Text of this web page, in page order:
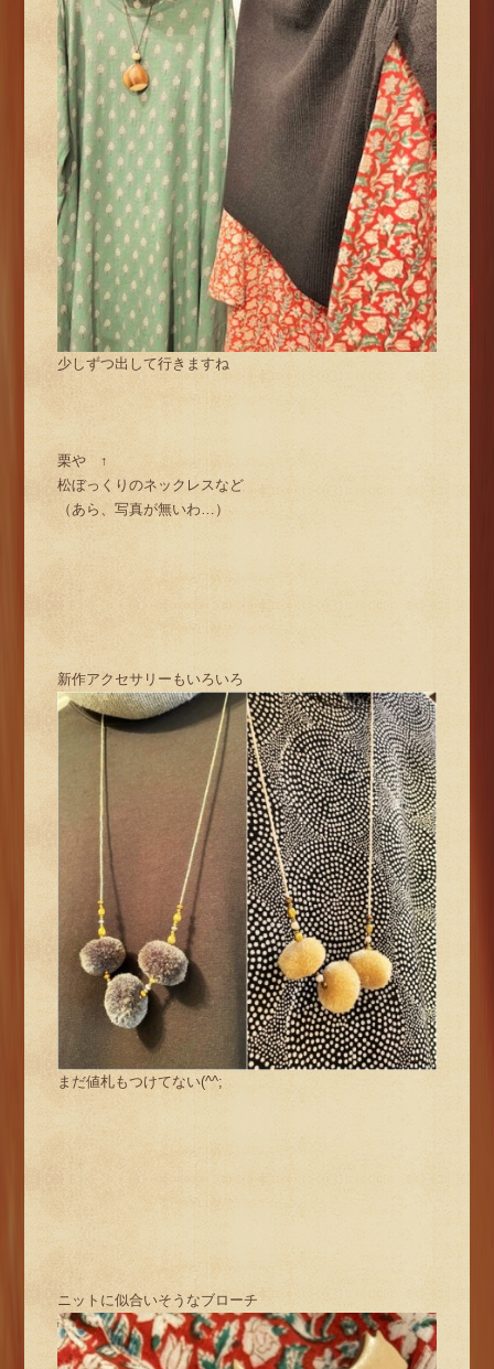
少しずつ出して行きますね
栗や ↑
松ぼっくりのネックレスなど
（あら、写真が無いわ…）
新作アクセサリーもいろいろ
まだ値札もつけてない(^^;
ニットに似合いそうなブローチ